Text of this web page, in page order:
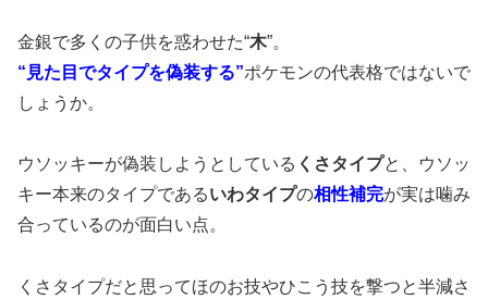
金銀で多くの子供を惑わせた“木”。
“見た目でタイプを偽装する”ポケモンの代表格ではないで
しょうか。
ウソッキーが偽装しようとしている くさタイプと、ウソッ
キー本来のタイプであるいわタイプの相性補完が実は噛み
合っているのが面白い点。
くさタイプだと思ってほのお技やひこう技を撃つと半減さ